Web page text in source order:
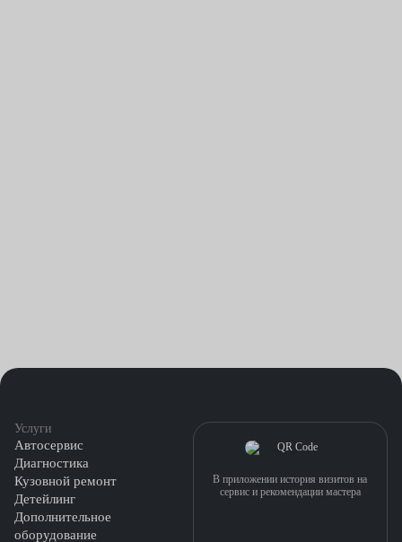
Услуги
Автосервис
Диагностика
Кузовной ремонт
Детейлинг
Дополнительное
оборудование
В приложении история визитов на
сервис и рекомендации мастера